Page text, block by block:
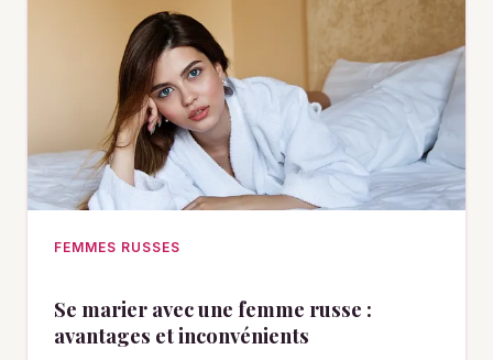
FEMMES RUSSES
Se marier avec une femme russe :
avantages et inconvénients